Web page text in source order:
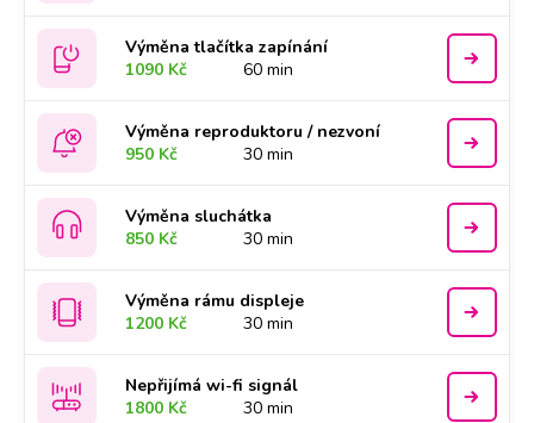
Výměna tlačítka zapínání
1090 Kč
60 min
Výměna reproduktoru / nezvoní
950 Kč
30 min
Výměna sluchátka
850 Kč
30 min
Výměna rámu displeje
1200 Kč
30 min
Nepřijímá wi-fi signál
1800 Kč
30 min